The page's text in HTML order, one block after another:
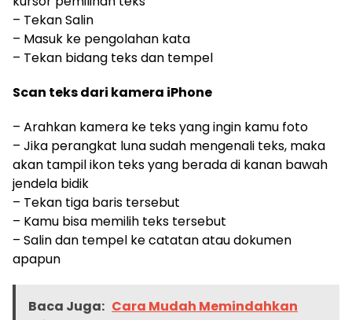
– Tekan Salin
– Masuk ke pengolahan kata
– Tekan bidang teks dan tempel
Scan teks dari kamera iPhone
– Arahkan kamera ke teks yang ingin kamu foto
– Jika perangkat luna sudah mengenali teks, maka
akan tampil ikon teks yang berada di kanan bawah
jendela bidik
– Tekan tiga baris tersebut
– Kamu bisa memilih teks tersebut
– Salin dan tempel ke catatan atau dokumen
apapun
Baca Juga: Cara Mudah Memindahkan